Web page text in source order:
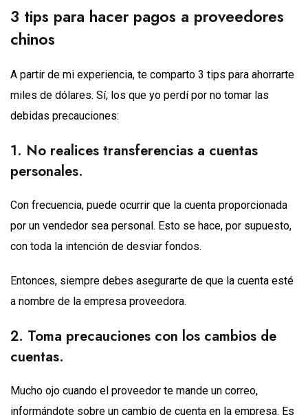
3 tips para hacer pagos a proveedores
chinos
A partir de mi experiencia, te comparto 3 tips para ahorrarte
miles de dólares. Sí, los que yo perdí por no tomar las
debidas precauciones:
1. No realices transferencias a cuentas
personales.
Con frecuencia, puede ocurrir que la cuenta proporcionada
por un vendedor sea personal. Esto se hace, por supuesto,
con toda la intención de desviar fondos.
Entonces, siempre debes asegurarte de que la cuenta esté
a nombre de la empresa proveedora.
2. Toma precauciones con los cambios de
cuentas.
Mucho ojo cuando el proveedor te mande un correo,
informándote sobre un cambio de cuenta en la empresa. Es